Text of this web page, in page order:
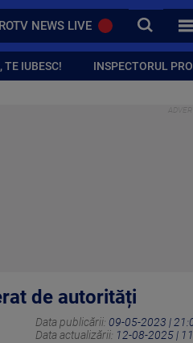
NEWS LIVE CAUTA
TE IUBESC! INSPECTORUL PRO
de autorități
Data publicării: 09-05-2023 |
Data actualizării: 12-08-2025 |